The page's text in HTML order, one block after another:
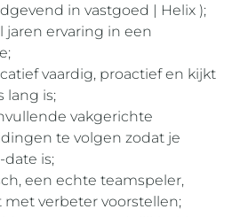
in vastgoed | Helix );
jaren ervaring in een
vaardig, proactief en kijkt
lang is;
vakgerichte
te volgen zodat je
is;
een echte teamspeler,
verbeter voorstellen;